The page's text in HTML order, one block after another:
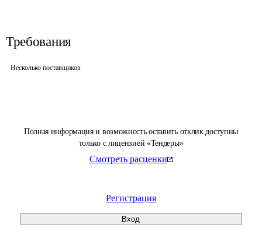
Полная информация и возможность оставить отклик доступны
только с лицензией «Тендеры»
Смотреть расценки
Регистрация
Вход
Требования
Несколько поставщиков